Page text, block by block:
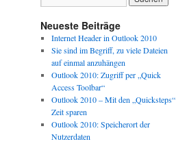
Neueste Beiträge
Internet Header in Outlook 2010
Sie sind im Begriff, zu viele Dateien
auf einmal anzuhängen
Outlook 2010: Zugriff per „Quick
Access Toolbar“
Outlook 2010 – Mit den „Quicksteps“
Zeit sparen
Outlook 2010: Speicherort der
Nutzerdaten